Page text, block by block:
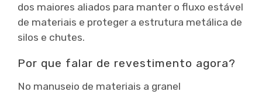
dos maiores aliados para manter o fluxo estável
de materiais e proteger a estrutura metálica de
silos e chutes.
Por que falar de revestimento agora?
No manuseio de materiais a granel